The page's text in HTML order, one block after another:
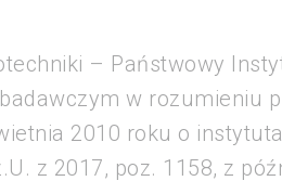
– Państwowy
w rozumieniu
2010 roku o
z 2017, poz. 1158, z